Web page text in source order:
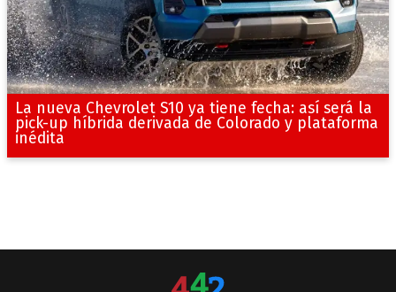
La nueva Chevrolet S10 ya tiene fecha: así será la
pick-up híbrida derivada de Colorado y plataforma
inédita